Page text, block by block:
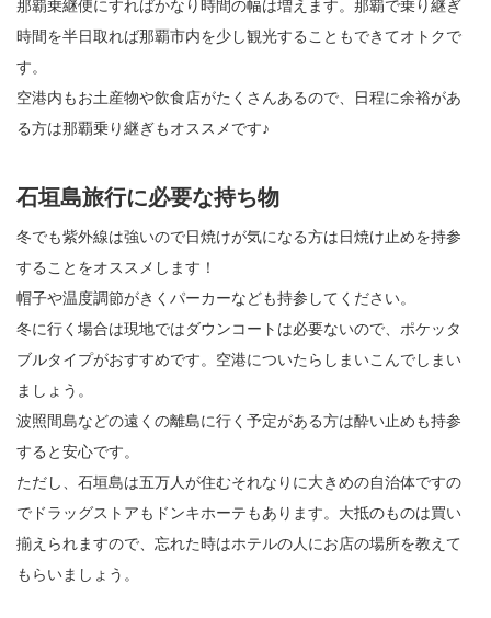
那覇乗継便にすればかなり時間の幅は増えます。那覇で乗り継ぎ
時間を半日取れば那覇市内を少し観光することもできてオトクで
す。
空港内もお土産物や飲食店がたくさんあるので、日程に余裕があ
る方は那覇乗り継ぎもオススメです♪
石垣島旅行に必要な持ち物
冬でも紫外線は強いので日焼けが気になる方は日焼け止めを持参
することをオススメします！
帽子や温度調節がきくパーカーなども持参してください。
冬に行く場合は現地ではダウンコートは必要ないので、ポケッタ
ブルタイプがおすすめです。空港についたらしまいこんでしまい
ましょう。
波照間島などの遠くの離島に行く予定がある方は酔い止めも持参
すると安心です。
ただし、石垣島は五万人が住むそれなりに大きめの自治体ですの
でドラッグストアもドンキホーテもあります。大抵のものは買い
揃えられますので、忘れた時はホテルの人にお店の場所を教えて
もらいましょう。